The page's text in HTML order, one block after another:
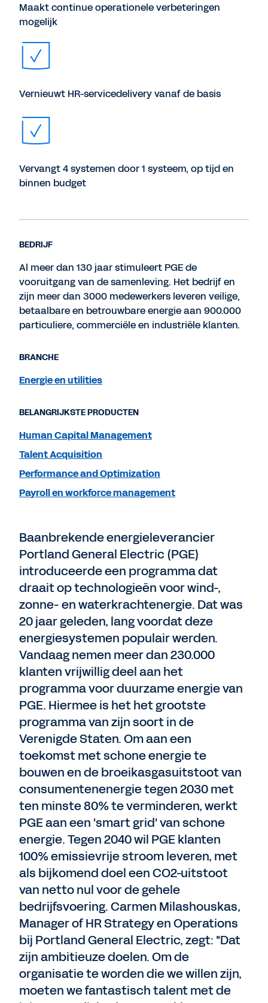
Maakt continue operationele verbeteringen
mogelijk
Vernieuwt HR-servicedelivery vanaf de basis
Vervangt 4 systemen door 1 systeem, op tijd en
binnen budget
Baanbrekende energieleverancier
Portland General Electric (PGE)
introduceerde een programma dat
draait op technologieën voor wind-,
zonne- en waterkrachtenergie. Dat was
20 jaar geleden, lang voordat deze
energiesystemen populair werden.
Vandaag nemen meer dan 230.000
klanten vrijwillig deel aan het
programma voor duurzame energie van
PGE. Hiermee is het het grootste
programma van zijn soort in de
Verenigde Staten. Om aan een
toekomst met schone energie te
bouwen en de broeikasgasuitstoot van
consumentenenergie tegen 2030 met
ten minste 80% te verminderen, werkt
PGE aan een 'smart grid' van schone
energie. Tegen 2040 wil PGE klanten
100% emissievrije stroom leveren, met
als bijkomend doel een CO2-uitstoot
van netto nul voor de gehele
bedrijfsvoering. Carmen Milashouskas,
Manager of HR Strategy en Operations
bij Portland General Electric, zegt: "Dat
zijn ambitieuze doelen. Om de
organisatie te worden die we willen zijn,
moeten we fantastisch talent met de
BEDRIJF
Al meer dan 130 jaar stimuleert PGE de
vooruitgang van de samenleving. Het bedrijf en
zijn meer dan 3000 medewerkers leveren veilige,
betaalbare en betrouwbare energie aan 900.000
particuliere, commerciële en industriële klanten.
BRANCHE
Energie en utilities
BELANGRIJKSTE PRODUCTEN
Human Capital Management
Talent Acquisition
Performance and Optimization
Payroll en workforce management